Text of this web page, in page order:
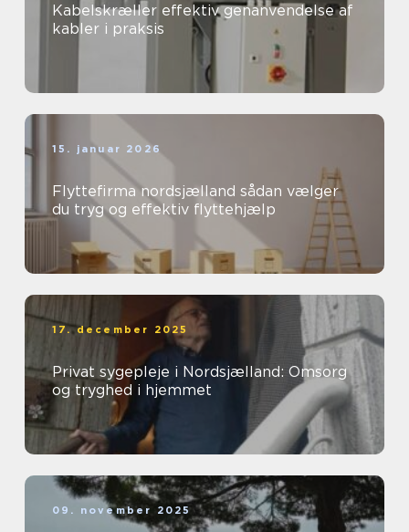
Kabelskræller effektiv genanvendelse af
kabler i praksis
15. januar 2026
Flyttefirma nordsjælland sådan vælger
du tryg og effektiv flyttehjælp
17. december 2025
Privat sygepleje i Nordsjælland: Omsorg
og tryghed i hjemmet
09. november 2025